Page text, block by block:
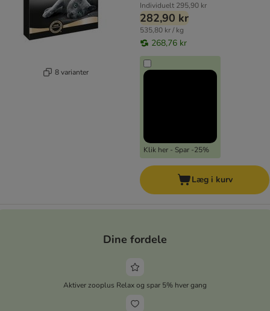
8 varianter
Individuelt 295,90 kr
282,90 kr
535,80 kr / kg
268,76 kr
Klik her - Spar -25%
Læg i kurv
Dine fordele
Aktiver zooplus Relax og spar 5% hver gang